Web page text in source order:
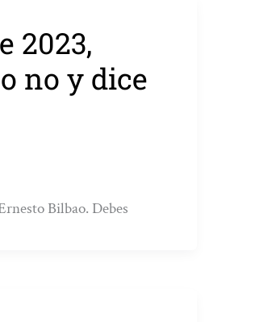
2023,
no y dice
Bilbao. Debes